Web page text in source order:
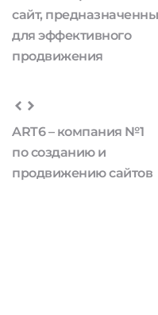
сайт,
для эффективного
продвижения
ART6 – компания №1
по созданию и
продвижению сайтов